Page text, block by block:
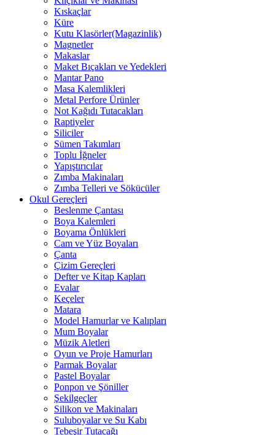
Kıskaçlar
Küre
Kutu Klasörler(Magazinlik)
Magnetler
Makaslar
Maket Bıçakları ve Yedekleri
Mantar Pano
Masa Kalemlikleri
Metal Perfore Ürünler
Not Kağıdı Tutacakları
Raptiyeler
Siliciler
Sümen Takımları
Toplu İğneler
Yapıştırıcılar
Zımba Makinaları
Zımba Telleri ve Sökücüler
Okul Gereçleri
Beslenme Çantası
Boya Kalemleri
Boyama Önlükleri
Cam ve Yüz Boyaları
Çanta
Çizim Gereçleri
Defter ve Kitap Kapları
Evalar
Keçeler
Matara
Model Hamurlar ve Kalıpları
Mum Boyalar
Müzik Aletleri
Oyun ve Proje Hamurları
Parmak Boyalar
Pastel Boyalar
Ponpon ve Şöniller
Şekilgeçler
Silikon ve Makinaları
Suluboyalar ve Su Kabı
Tebeşir Tutacağı